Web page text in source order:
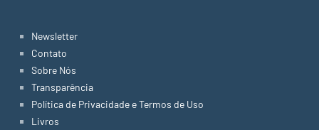
Newsletter
Contato
Sobre Nós
Transparência
Política de Privacidade e Termos de Uso
Livros